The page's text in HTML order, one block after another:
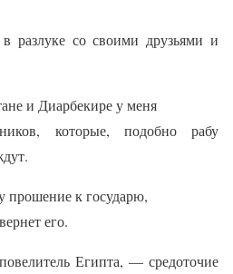
разлуке со своими друзьями и
и Диарбекире у меня
которые, подобно рабу
прошение к государю,
его.
Египта, — средоточие